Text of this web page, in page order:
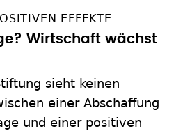
EFFEKTE
Wirtschaft wächst
sieht keinen
einer Abschaffung
und einer positiven